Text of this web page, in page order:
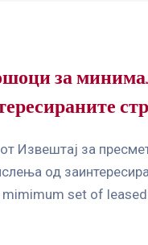
за
Извештај за
од
mimimum set of